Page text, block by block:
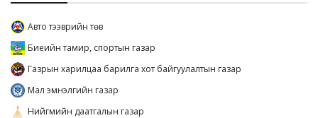
Авто тээврийн төв
Биеийн тамир, спортын газар
Газрын харилцаа барилга хот байгуулалтын газар
Мал эмнэлгийн газар
Нийгмийн даатгалын газар